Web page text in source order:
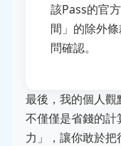
該Pass的官
間」的除外
問確認。
最後，我的個人觀
不僅僅是省錢的
力」，讓你敢於